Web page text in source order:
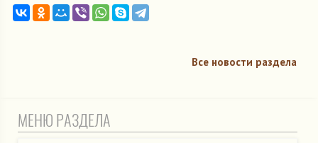
Все новости раздела
МЕНЮ РАЗДЕЛА